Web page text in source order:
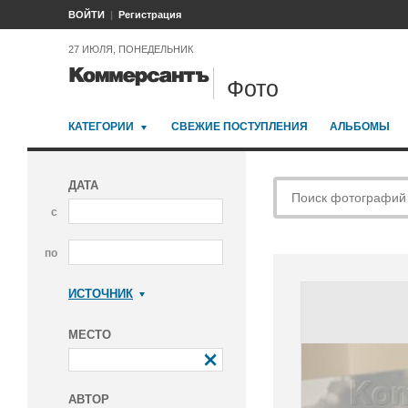
ВОЙТИ Регистрация
27 ИЮЛЯ, ПОНЕДЕЛЬНИК
Фото
КАТЕГОРИИ СВЕЖИЕ ПОСТУПЛЕНИЯ АЛЬБОМЫ
ДАТА
с
по
ИСТОЧНИК
МЕСТО
АВТОР